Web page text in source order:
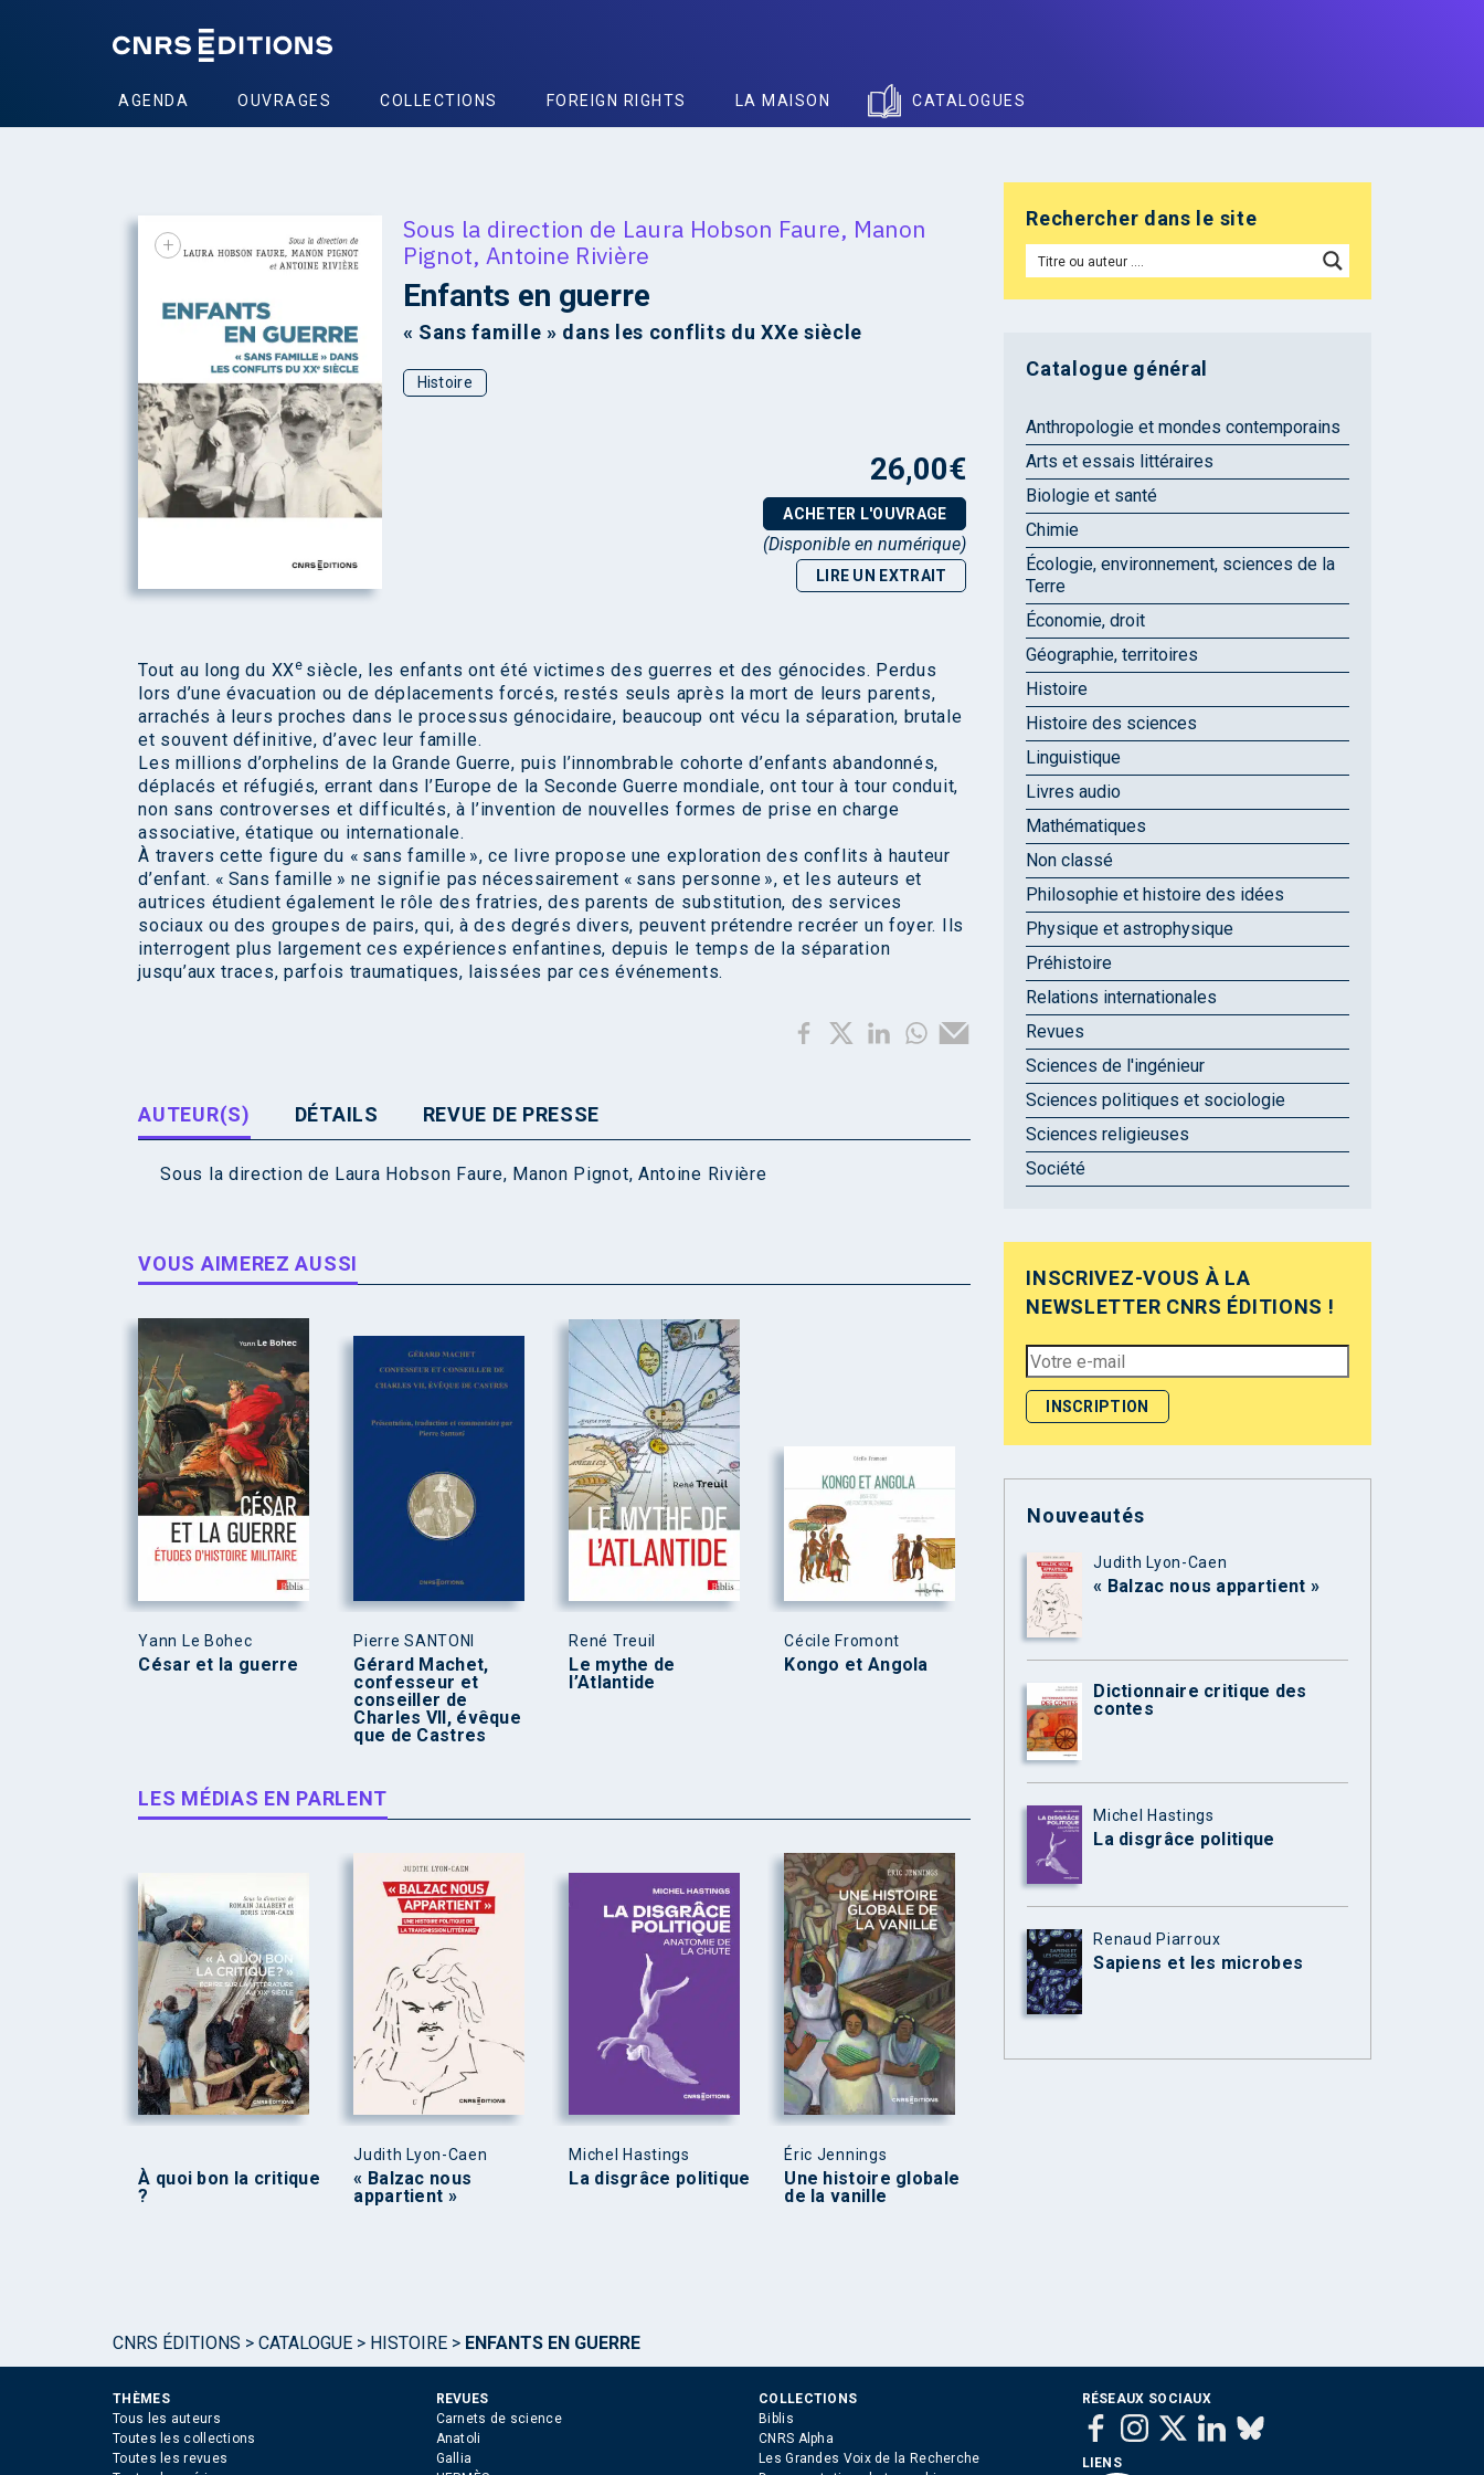
AGENDA OUVRAGES COLLECTIONS FOREIGN RIGHTS LA MAISON CATALOGUES
+
Sous la direction de Laura Hobson Faure, Manon
Pignot, Antoine Rivière
Enfants en guerre
« Sans famille » dans les conflits du XXe siècle
Histoire
26,00€
ACHETER L'OUVRAGE
(Disponible en numérique)
LIRE UN EXTRAIT
Tout au long du XXe siècle, les enfants ont été victimes des guerres et des génocides. Perdus
lors d’une évacuation ou de déplacements forcés, restés seuls après la mort de leurs parents,
arrachés à leurs proches dans le processus génocidaire, beaucoup ont vécu la séparation, brutale
et souvent définitive, d’avec leur famille.
Les millions d’orphelins de la Grande Guerre, puis l’innombrable cohorte d’enfants abandonnés,
déplacés et réfugiés, errant dans l’Europe de la Seconde Guerre mondiale, ont tour à tour conduit,
non sans controverses et difficultés, à l’invention de nouvelles formes de prise en charge
associative, étatique ou internationale.
À travers cette figure du « sans famille », ce livre propose une exploration des conflits à hauteur
d’enfant. « Sans famille » ne signifie pas nécessairement « sans personne », et les auteurs et
autrices étudient également le rôle des fratries, des parents de substitution, des services
sociaux ou des groupes de pairs, qui, à des degrés divers, peuvent prétendre recréer un foyer. Ils
interrogent plus largement ces expériences enfantines, depuis le temps de la séparation
jusqu’aux traces, parfois traumatiques, laissées par ces événements.
AUTEUR(S) DÉTAILS REVUE DE PRESSE
Sous la direction de Laura Hobson Faure, Manon Pignot, Antoine Rivière
VOUS AIMEREZ AUSSI
Yann Le Bohec
César et la guerre
Pierre SANTONI
Gérard Machet,
confesseur et
conseiller de
Charles VII, évêque
que de Castres
René Treuil
Le mythe de
l’Atlantide
Cécile Fromont
Kongo et Angola
LES MÉDIAS EN PARLENT
À quoi bon la critique
?
Judith Lyon-Caen
« Balzac nous
appartient »
Michel Hastings
La disgrâce politique
Éric Jennings
Une histoire globale
de la vanille
Rechercher dans le site
Catalogue général
Anthropologie et mondes contemporains
Arts et essais littéraires
Biologie et santé
Chimie
Écologie, environnement, sciences de la
Terre
Économie, droit
Géographie, territoires
Histoire
Histoire des sciences
Linguistique
Livres audio
Mathématiques
Non classé
Philosophie et histoire des idées
Physique et astrophysique
Préhistoire
Relations internationales
Revues
Sciences de l'ingénieur
Sciences politiques et sociologie
Sciences religieuses
Société
INSCRIVEZ-VOUS À LA
NEWSLETTER CNRS ÉDITIONS !
Nouveautés
Judith Lyon-Caen
« Balzac nous appartient »
Dictionnaire critique des
contes
Michel Hastings
La disgrâce politique
Renaud Piarroux
Sapiens et les microbes
CNRS ÉDITIONS > CATALOGUE > HISTOIRE > ENFANTS EN GUERRE
THÈMES
Tous les auteurs
Toutes les collections
Toutes les revues
REVUES
Carnets de science
Anatoli
Gallia
COLLECTIONS
Biblis
CNRS Alpha
Les Grandes Voix de la Recherche
RÉSEAUX SOCIAUX
LIENS